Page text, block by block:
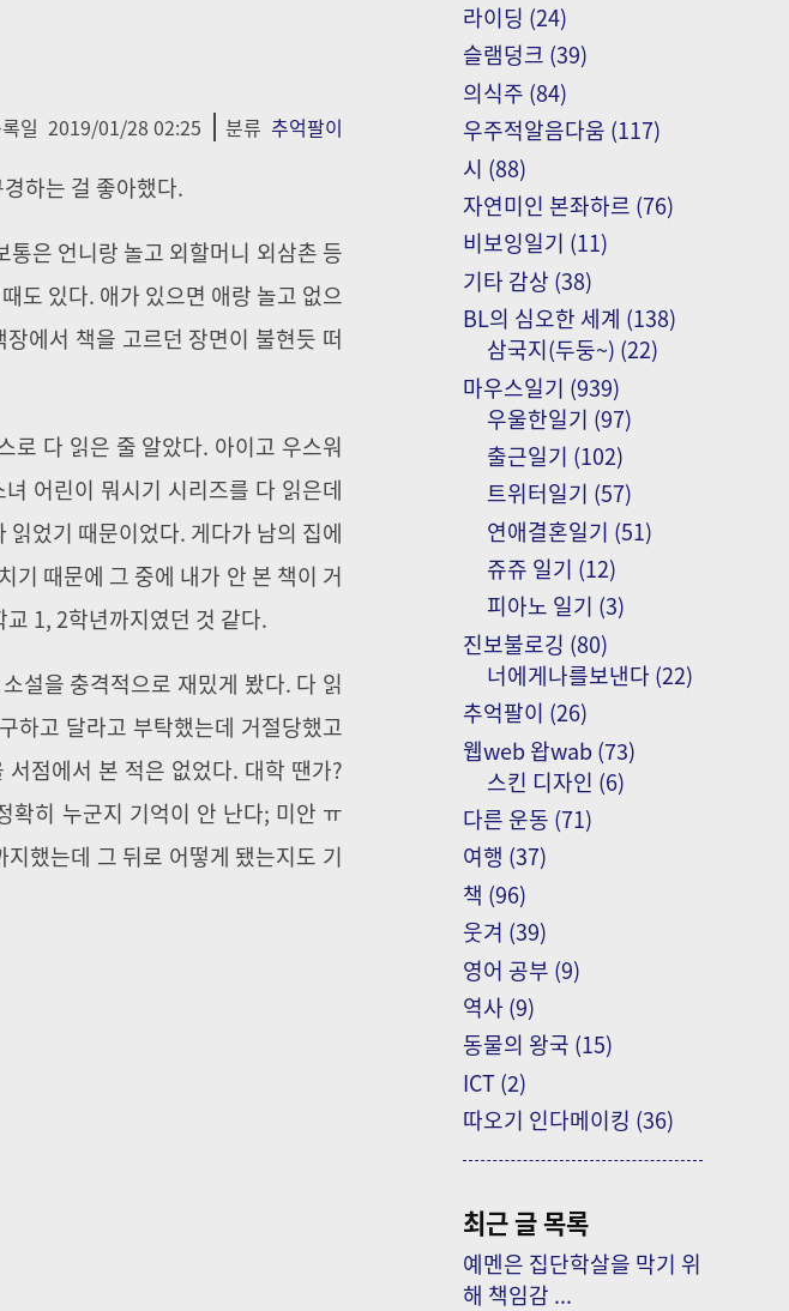
일 2019/01/28 02:25 분류 추억팔이
하는 걸 좋아했다.
은 언니랑 놀고 외할머니 외삼촌 등
도 있다. 애가 있으면 애랑 놀고 없으
에서 책을 고르던 장면이 불현듯 떠
로 다 읽은 줄 알았다. 아이고 우스워
어린이 뭐시기 시리즈를 다 읽은데
었기 때문이었다. 게다가 남의 집에
기 때문에 그 중에 내가 안 본 책이 거
1, 2학년까지였던 것 같다.
설을 충격적으로 재밌게 봤다. 다 읽
하고 달라고 부탁했는데 거절당했고
점에서 본 적은 없었다. 대학 땐가?
확히 누군지 기억이 안 난다; 미안 ㅠ
했는데 그 뒤로 어떻게 됐는지도 기
라이딩 (24)
슬램덩크 (39)
의식주 (84)
우주적알음다움 (117)
시 (88)
자연미인 본좌하르 (76)
비보잉일기 (11)
기타 감상 (38)
BL의 심오한 세계 (138)
삼국지(두둥~) (22)
마우스일기 (939)
우울한일기 (97)
출근일기 (102)
트위터일기 (57)
연애결혼일기 (51)
쥬쥬 일기 (12)
피아노 일기 (3)
진보불로깅 (80)
너에게나를보낸다 (22)
추억팔이 (26)
웹web 왑wab(73)
스킨 디자인 (6)
다른 운동 (71)
여행 (37)
책 (96)
웃겨 (39)
영어 공부 (9)
역사 (9)
동물의 왕국 (15)
ICT(2)
따오기 인다메이킹 (36)
최근 글 목록
예멘은 집단학살을 막기 위
해 책임감 ...